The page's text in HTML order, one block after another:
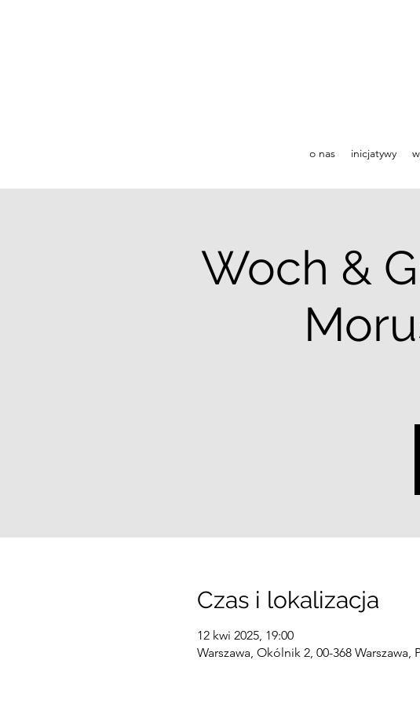
o nas inicjatywy
Woch &
Czas i lokalizacja
12 kwi 2025, 19:00
Warszawa, Okólnik 2, 00-368 Warszawa,